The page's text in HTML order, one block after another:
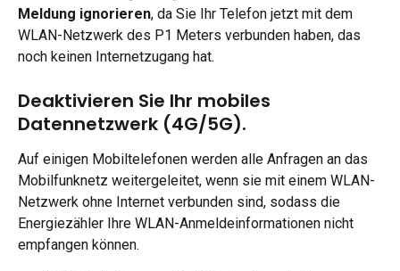
Meldung ignorieren, da Sie Ihr Telefon jetzt mit dem
WLAN-Netzwerk des P1 Meters verbunden haben, das
noch keinen Internetzugang hat.
Deaktivieren Sie Ihr mobiles
Datennetzwerk (4G/5G).
Auf einigen Mobiltelefonen werden alle Anfragen an das
Mobilfunknetz weitergeleitet, wenn sie mit einem WLAN-
Netzwerk ohne Internet verbunden sind, sodass die
Energiezähler Ihre WLAN-Anmeldeinformationen nicht
empfangen können.